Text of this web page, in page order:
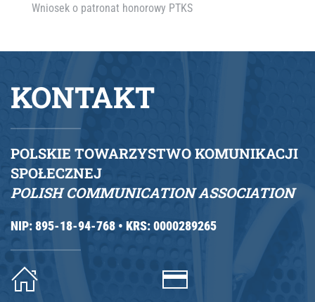
Wniosek o patronat honorowy PTKS
KONTAKT
POLSKIE TOWARZYSTWO KOMUNIKACJI
SPOŁECZNEJ
POLISH COMMUNICATION ASSOCIATION
NIP: 895-18-94-768 • KRS: 0000289265